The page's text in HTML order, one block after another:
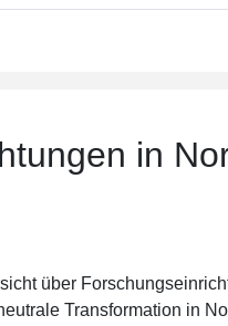
in
über
Transformation in